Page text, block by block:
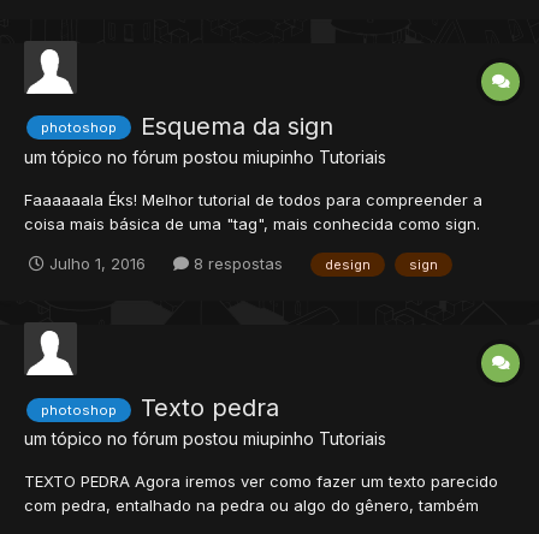
photoshop Esquema da sign
um tópico no fórum postou miupinho Tutoriais
Faaaaaala Éks! Melhor tutorial de todos para compreender a
coisa mais básica de uma "tag", mais conhecida como sign.
de todos para iniciantes sobre o conhecimento das
Julho 1, 2016 8 respostas design sign
photoshop Texto pedra
um tópico no fórum postou miupinho Tutoriais
TEXTO PEDRA Agora iremos ver como fazer um texto parecido
com pedra, entalhado na pedra ou algo do gênero, também